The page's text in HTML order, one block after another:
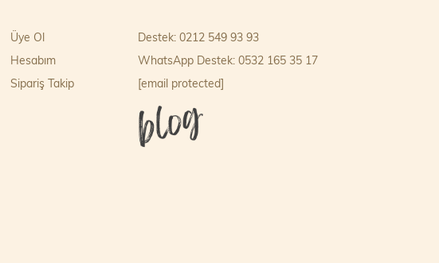
Üye Ol
Hesabım
Sipariş Takip
Destek: 0212 549 93 93
WhatsApp Destek: 0532 165 35 17
[email protected]